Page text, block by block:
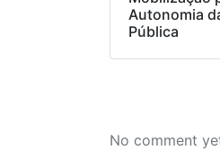
Autonomia
Pública
No comment